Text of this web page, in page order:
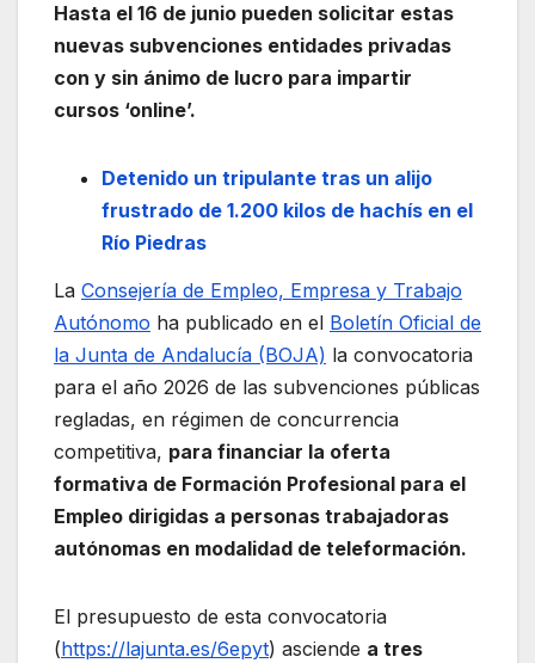
Hasta el 16 de junio pueden solicitar estas
nuevas subvenciones entidades privadas
con y sin ánimo de lucro para impartir
cursos ‘online’.
Detenido un tripulante tras un alijo
frustrado de 1.200 kilos de hachís en el
Río Piedras
La Consejería de Empleo, Empresa y Trabajo
Autónomo ha publicado en el Boletín Oficial de
la Junta de Andalucía (BOJA) la convocatoria
para el año 2026 de las subvenciones públicas
regladas, en régimen de concurrencia
competitiva, para financiar la oferta
formativa de Formación Profesional para el
Empleo dirigidas a personas trabajadoras
autónomas en modalidad de teleformación.
El presupuesto de esta convocatoria
(https://lajunta.es/6epyt) asciende a tres